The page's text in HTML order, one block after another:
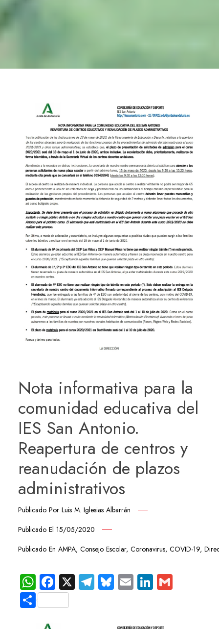
Nota informativa para la
comunidad educativa del
IES San Antonio.
Reapertura de centros y
reanudación de plazos
administrativos
Publicado PorLuis M. Iglesias Albarrán
Publicado El15/05/2020
Publicado EnAMPA,Consejo Escolar,Coronavirus,COVID-19,
WhatsApp
Facebook
X Telegram
Bluesky
EmailLinkedIn
Compartir